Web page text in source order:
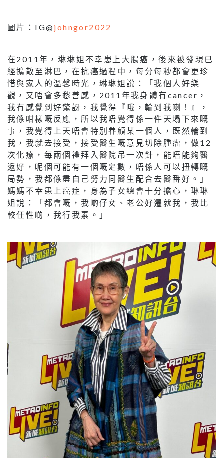
圖片：IG@ johngor2022
在2011年，琳琳姐不幸患上大腸癌，後來被發現已
經擴散至淋巴，在抗癌過程中，每分每秒都會更珍
惜與家人的溫馨時光，琳琳姐說：「我個人好樂
觀，又唔會多愁善感，2011年我身體有cancer，
我冇感覺到好驚訝，我覺得『哦，輪到我喇！』，
我係咁樣嘅反應，所以我唔覺得係一件天塌下來嘅
事，我覺得上天唔會特別眷顧某一個人，既然輪到
我，我就去接受，接受醫生嘅意見切除腫瘤，做12
次化療，每兩個禮拜入醫院吊一次針，能唔能夠醫
返好，呢個可能有一個嘅定數，唔係人可以扭轉嘅
局勢，我都係盡自己努力同醫生配合去醫番好。」
媽媽不幸患上癌症，身為子女總會十分擔心，琳琳
姐說：「都會嘅，我啲仔女、老公好遷就我，我比
較任性啲，我行我素。」